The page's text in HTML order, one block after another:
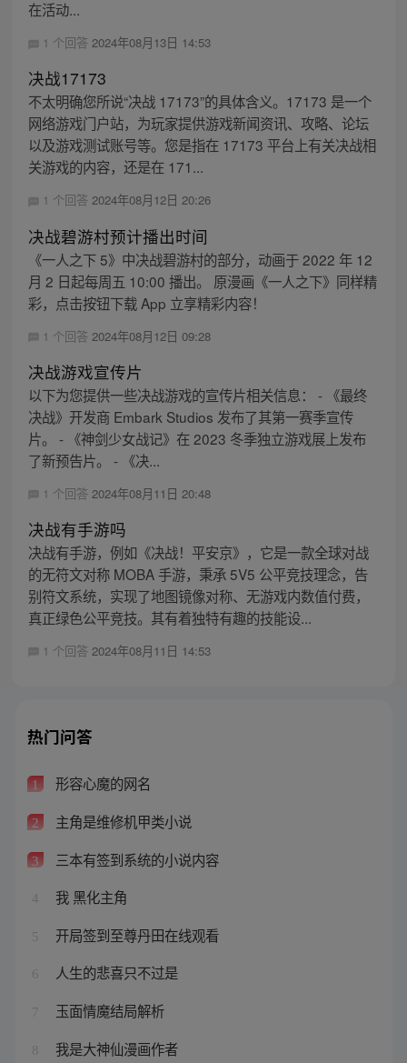
在活动...
1 个回答 2024年08月13日 14:53
决战17173
不太明确您所说“决战 17173”的具体含义。17173 是一个
网络游戏门户站，为玩家提供游戏新闻资讯、攻略、论坛
以及游戏测试账号等。您是指在 17173 平台上有关决战相
关游戏的内容，还是在 171...
1 个回答 2024年08月12日 20:26
决战碧游村预计播出时间
《一人之下 5》中决战碧游村的部分，动画于 2022 年 12
月 2 日起每周五 10:00 播出。 原漫画《一人之下》同样精
彩，点击按钮下载 App 立享精彩内容！
1 个回答 2024年08月12日 09:28
决战游戏宣传片
以下为您提供一些决战游戏的宣传片相关信息： - 《最终
决战》开发商 Embark Studios 发布了其第一赛季宣传
片。 - 《神剑少女战记》在 2023 冬季独立游戏展上发布
了新预告片。 - 《决...
1 个回答 2024年08月11日 20:48
决战有手游吗
决战有手游，例如《决战！平安京》，它是一款全球对战
的无符文对称 MOBA 手游，秉承 5V5 公平竞技理念，告
别符文系统，实现了地图镜像对称、无游戏内数值付费，
真正绿色公平竞技。其有着独特有趣的技能设...
1 个回答 2024年08月11日 14:53
热门问答
1 形容心魔的网名
2 主角是维修机甲类小说
3 三本有签到系统的小说内容
4 我 黑化主角
5 开局签到至尊丹田在线观看
6 人生的悲喜只不过是
7 玉面情魔结局解析
8 我是大神仙漫画作者